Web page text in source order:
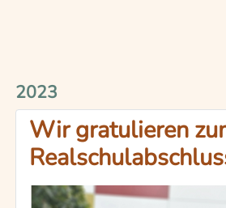
2023
Wir gratulieren